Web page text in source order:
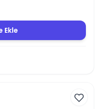
Ekle